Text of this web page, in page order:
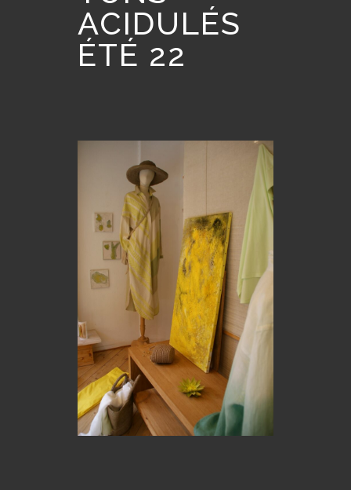
ACIDULÉS
ÉTÉ 22